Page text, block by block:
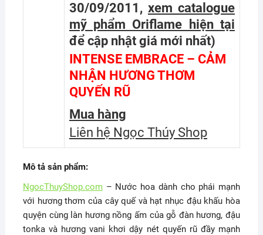
30/09/2011, xem catalogue
mỹ phẩm Oriflame hiện tại
để cập nhật giá mới nhất)
INTENSE EMBRACE – CẢM
NHẬN HƯƠNG THƠM
QUYẾN RŨ
Mua hàng
Liên hệ Ngọc Thúy Shop
Mô tả sản phẩm:
NgocThuyShop.com– Nước hoa dành cho phái mạnh
với hương thơm của cây quế và hạt nhục đậu khấu hòa
quyện cùng làn hương nồng ấm của gỗ đàn hương, đậu
tonka và hương vani khơi dậy nét quyến rũ đầy mạnh